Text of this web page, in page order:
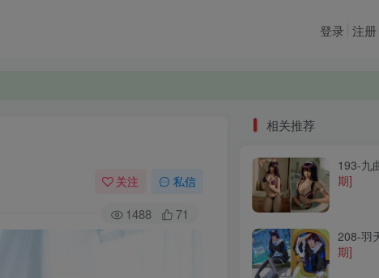
登录 注册
关注 私信
1488 71
088-沖
相关推荐
193-九
期]
208-羽
期]